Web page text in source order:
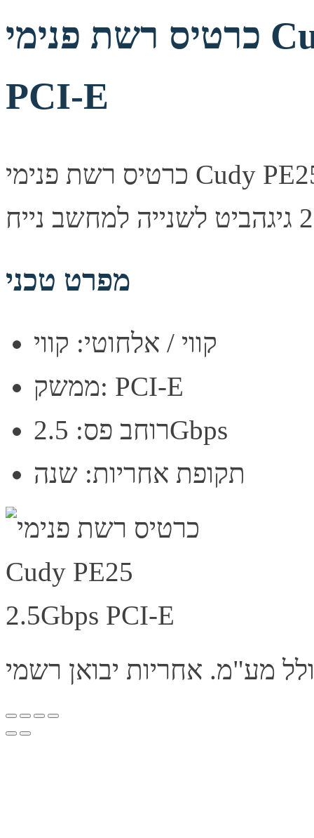
כרטיס רשת פנימי Cudy PE25 2.5Gbps
PCI-E
כרטיס רשת פנימי Cudy PE25 בחיבור PCI-Express, מהירות עד
מפרט טכני
קווי / אלחוטי: קווי
ממשק: PCI-E
רוחב פס: 2.5Gbps
תקופת אחריות: שנה